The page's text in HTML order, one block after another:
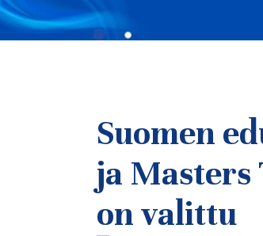
Suomen
ja Masters
on valittu